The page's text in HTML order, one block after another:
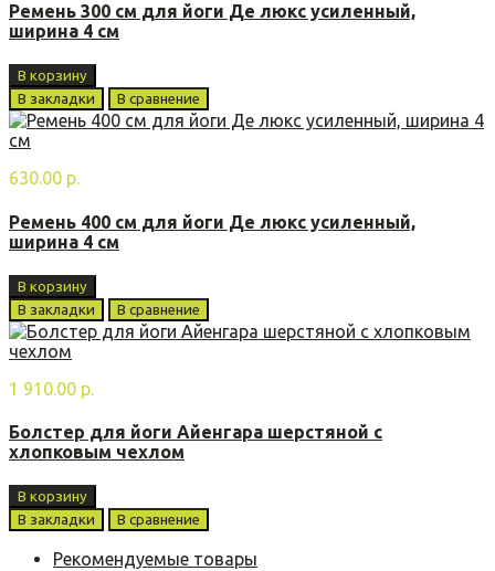
Ремень 300 см для йоги Де люкс усиленный,
ширина 4 см
В корзину
В закладки
В сравнение
630.00 р.
Ремень 400 см для йоги Де люкс усиленный,
ширина 4 см
В корзину
В закладки
В сравнение
1 910.00 р.
Болстер для йоги Айенгара шерстяной с
хлопковым чехлом
В корзину
В закладки
В сравнение
Рекомендуемые товары